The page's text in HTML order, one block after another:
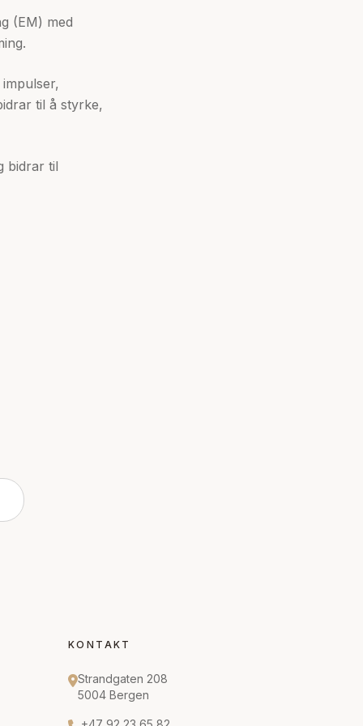
(EM) med
til å styrke,
bidrar til
KONTAKT
Strandgaten 208
5004 Bergen